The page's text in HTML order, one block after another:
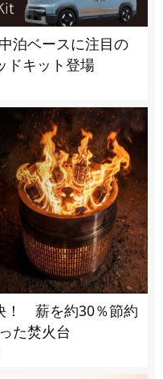
泊ベースに注目の
ドキット登場
！ 薪を約30％節約
た焚火台